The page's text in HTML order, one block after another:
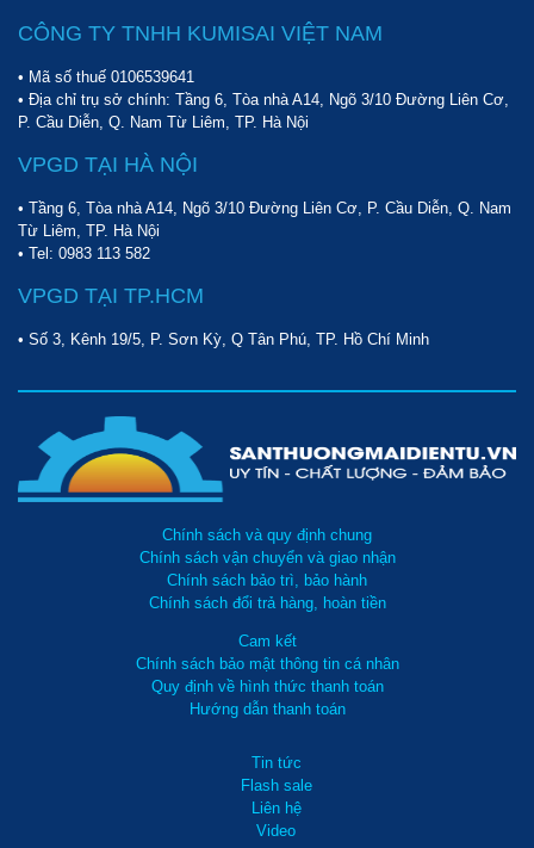
CÔNG TY TNHH KUMISAI VIỆT NAM
• Mã số thuế 0106539641
• Địa chỉ trụ sở chính: Tầng 6, Tòa nhà A14, Ngõ 3/10 Đường Liên Cơ,
P. Cầu Diễn, Q. Nam Từ Liêm, TP. Hà Nội
VPGD TẠI HÀ NỘI
• Tầng 6, Tòa nhà A14, Ngõ 3/10 Đường Liên Cơ, P. Cầu Diễn, Q. Nam
Từ Liêm, TP. Hà Nội
• Tel: 0983 113 582
VPGD TẠI TP.HCM
• Số 3, Kênh 19/5, P. Sơn Kỳ, Q Tân Phú, TP. Hồ Chí Minh
Chính sách và quy định chung
Chính sách vận chuyển và giao nhận
Chính sách bảo trì, bảo hành
Chính sách đổi trả hàng, hoàn tiền
Cam kết
Chính sách bảo mật thông tin cá nhân
Quy định về hình thức thanh toán
Hướng dẫn thanh toán
Tin tức
Flash sale
Liên hệ
Video